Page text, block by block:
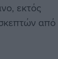
εκτός
από